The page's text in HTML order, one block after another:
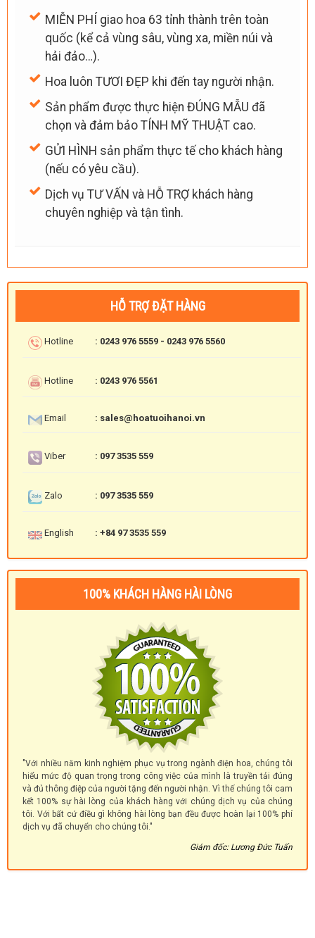
MIỄN PHÍ giao hoa 63 tỉnh thành trên toàn
quốc (kể cả vùng sâu, vùng xa, miền núi và
hải đảo…).
Hoa luôn TƯƠI ĐẸP khi đến tay người nhận.
Sản phẩm được thực hiện ĐÚNG MẪU đã
chọn và đảm bảo TÍNH MỸ THUẬT cao.
GỬI HÌNH sản phẩm thực tế cho khách hàng
(nếu có yêu cầu).
Dịch vụ TƯ VẤN và HỖ TRỢ khách hàng
chuyên nghiệp và tận tình.
HỖ TRỢ ĐẶT HÀNG
Hotline : 0243 976 5559 - 0243 976 5560
Hotline : 0243 976 5561
Email : sales@hoatuoihanoi.vn
Viber : 097 3535 559
Zalo : 097 3535 559
English : +84 97 3535 559
100% KHÁCH HÀNG HÀI LÒNG
"Với nhiều năm kinh nghiệm phục vụ trong ngành điện hoa, chúng tôi
hiểu mức độ quan trọng trong công việc của mình là truyền tải đúng
và đủ thông điệp của người tặng đến người nhận. Vì thế chúng tôi cam
kết 100% sự hài lòng của khách hàng với chúng dịch vụ của chúng
tôi. Với bất cứ điều gì không hài lòng bạn đều được hoàn lại 100% phí
dịch vụ đã chuyển cho chúng tôi."
Giám đốc: Lương Đức Tuấn